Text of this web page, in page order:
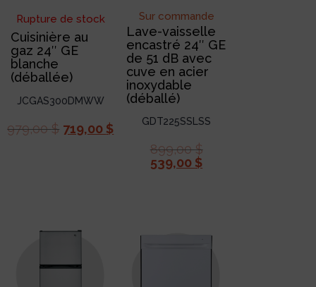
Rupture de stock
Cuisinière au
gaz 24″ GE
blanche
(déballée)
JCGAS300DMWW
979,00$ 719,00 $
Sur commande
Lave-vaisselle
encastré 24″ GE
de 51 dB avec
cuve en acier
inoxydable
(déballé)
GDT225SSLSS
899,00$
539,00 $